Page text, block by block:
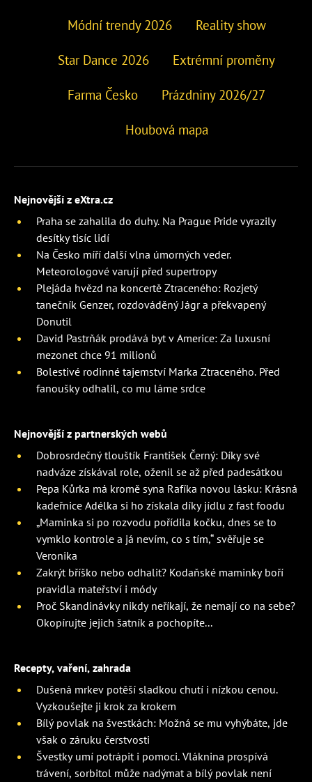
Módní trendy 2026 Reality show
Star Dance 2026 Extrémní proměny
Farma Česko Prázdniny 2026/27
Houbová mapa
Nejnovější z eXtra.cz
Praha se zahalila do duhy. Na Prague Pride vyrazily
desítky tisíc lidí
Na Česko míří další vlna úmorných veder.
Meteorologové varují před supertropy
Plejáda hvězd na koncertě Ztraceného: Rozjetý
tanečník Genzer, rozdováděný Jágr a překvapený
Donutil
David Pastrňák prodává byt v Americe: Za luxusní
mezonet chce 91 milionů
Bolestivé rodinné tajemství Marka Ztraceného. Před
fanoušky odhalil, co mu láme srdce
Nejnovější z partnerských webů
Dobrosrdečný tlouštík František Černý: Díky své
nadváze získával role, oženil se až před padesátkou
Pepa Kůrka má kromě syna Rafíka novou lásku: Krásná
kadeřnice Adélka si ho získala díky jídlu z fast foodu
„Maminka si po rozvodu pořídila kočku, dnes se to
vymklo kontrole a já nevím, co s tím,“ svěřuje se
Veronika
Zakrýt bříško nebo odhalit? Kodaňské maminky boří
pravidla mateřství i módy
Proč Skandinávky nikdy neříkají, že nemají co na sebe?
Okopírujte jejich šatník a pochopíte...
Recepty, vaření, zahrada
Dušená mrkev potěší sladkou chutí i nízkou cenou.
Vyzkoušejte ji krok za krokem
Bílý povlak na švestkách: Možná se mu vyhýbáte, jde
však o záruku čerstvosti
Švestky umí potrápit i pomoci. Vláknina prospívá
trávení, sorbitol může nadýmat a bílý povlak není